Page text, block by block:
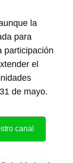
la
para
participación
el
de mayo.
canal